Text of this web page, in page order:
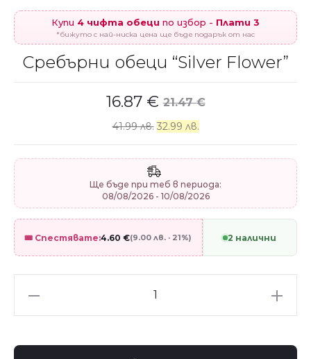
Купи 4 чифта обеци по избор - Плати 3
*бижуто с най-ниска цена ще бъде подарък от нас
Сребърни обеци “Silver Flower”
21.47€
16.87 €
41.99 лв. 32.99 лв.
Ще бъде при теб в периода:
08/08/2026 - 10/08/2026
🎟️ Спестявате:4.60€(9.00 лв. · 21%) 2 налични
"Silver